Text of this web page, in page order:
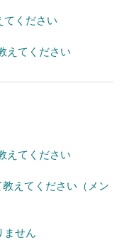
てください
えてください
えてください
えてください（メン
ません